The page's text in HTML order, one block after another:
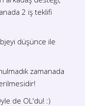
2 iş teklifi
düşünce ile
zamanada
de OL'du! :)